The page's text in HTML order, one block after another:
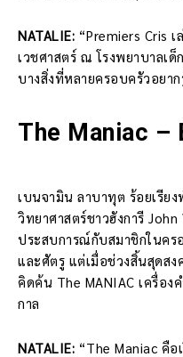
NATALIE: “Premiers Cris เ
เวชศาสตร์ ณ โรงพยาบาลเ
บางสิ่งที่หลายครอบครัวอยา
The Maniac –
เบนจามิน ลาบาทุต ร้อยเรีย
วิทยาศาสตร์ชาวฮังการี
ประสบการณ์กับสมาชิกในคร
และศัตรู แต่เมื่อช่วงสิ้นสุดสง
คิดค้น The MANIAC เครื่อ
กาล
NATALIE: “The Maniac คือ